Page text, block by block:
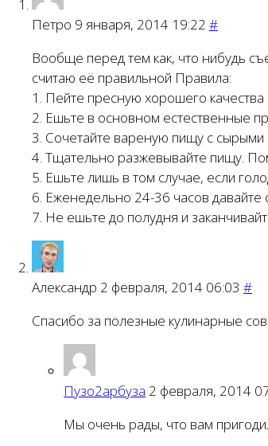
Петро 9 января, 2014 19:22 #
Вообще перед тем как, что нибудь
считаю её правильной Правила:
1. Пейте пресную хорошего
2. Ешьте в основном естественные
3. Сочетайте вареную пищу с
4. Тщательно разжевывайте пищу.
5. Ешьте лишь в том случае, если
6. Еженедельно 24-36 часов давайте
7. Не ешьте до полудня и
Александр 2 февраля, 2014 06:03 #
Спасибо за полезные кулинарные
Пузо2арбуза 2 февраля, 2014
Мы очень рады, что вам